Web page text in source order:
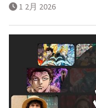
1 2月 2026